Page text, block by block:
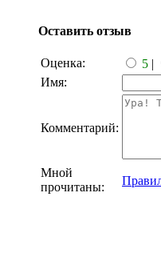
Оставить отзыв
Оценка: 5 |
Имя:
Комментарий:
Мной
прочитаны: